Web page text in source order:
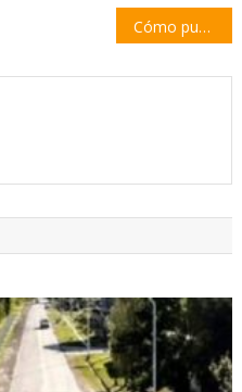
Cómo puede afectar a la salud el humo de los incendios